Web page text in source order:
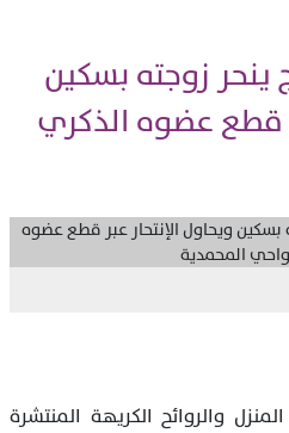
زوجته بسكين
قطع عضوه الذكري
والروائح الكريهة المنتشرة